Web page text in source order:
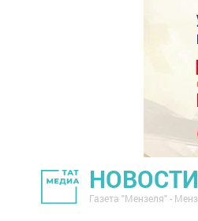
Газета "Мензеля" -